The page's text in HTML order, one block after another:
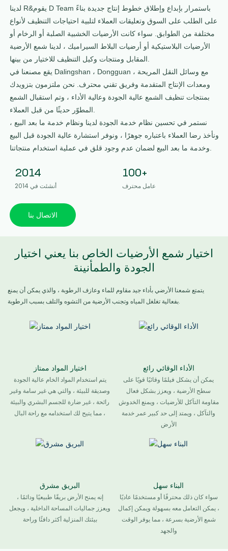
لدينا R&يقوم D Team باستمرار بإبداع وإطلاق خطوط إنتاج جديدة بناءً
على الطلب على السوق وتعليقات العملاء لتلبية احتياجات التنظيف لأنواع
مختلفة من الطوابق. سواء كانت الأرضيات الخشبية الصلبة أو الرخام أو
الأرضيات البلاستيكية أو أرضيات البلاط السيراميك ، لدينا شمع الأرضية
يقع مصنعنا في Dalingshan ، Dongguan ، مع وسائل النقل المريحة
ومعدات الإنتاج المتقدمة وفريق تقني محترف. نحن ملتزمون بتزويدك
بمنتجات تنظيف الشمع عالية الجودة وعالية الأداء ، وتم استقبال الشمع
نستمر في تحسين نظام خدمة الجودة لدينا ونظام خدمة ما بعد البيع ،
ونأخذ رضا العملاء باعتباره جوهرًا ، ونوفر استشارة عالية الجودة قبل البيع
2014
أنشئت في 2014
100+
عامل محترف
الاتصال بنا
اختيار شمع الأرضيات الخاص بنا يعني اختيار
الجودة والطمأنينة
يتمتع شمعنا الأرضي بأداء جيد مقاوم للماء وعازف الرطوبة ، والذي يمكن أن يمنع
بفعالية تغلغل المياه وتجنب الأرضية من التشوه والتلف بسبب الرطوبة.
اختيار المواد ممتاز
يتم استخدام المواد الخام عالية الجودة
وصديقة للبيئة ، والتي هي غير سامة وغير
رائحة ، غير ضارة للجسم البشري والبيئة
، مما يتيح لك استخدامه مع راحة البال
الأداء الوقائي رائع
يمكن أن يشكل فيلمًا وقائيًا قويًا على
سطح الأرضية ، ويعزز بشكل فعال
مقاومة التآكل للأرضيات ، ويمنع الخدوش
والتآكل ، ويمتد إلى حد كبير عمر خدمة
الأرض
البريق مشرق
إنه يمنح الأرض بريقًا طبيعيًا ودائمًا ،
ويعزز جماليات المساحة الداخلية ، ويجعل
بيئتك المنزلية أكثر دافئًا وراحة
البناء سهل
سواء كان ذلك محترفًا أو مستخدمًا عاديًا
، يمكن التعامل معه بسهولة ويمكن إكمال
شمع الأرضية بسرعة ، مما يوفر الوقت
والجهد